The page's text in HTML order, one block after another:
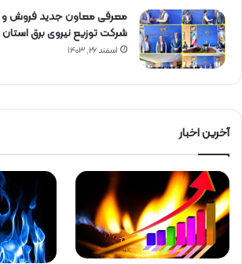
معرفی معاون جدید فروش
شركت توزیع نیروی برق استان
اسفند ۲۶, ۱۴۰۳
آخرین اخبار